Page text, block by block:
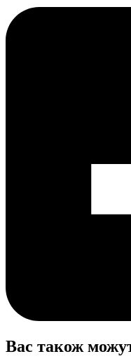
Вас також